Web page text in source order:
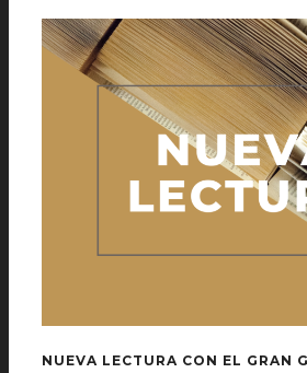
NUEVA LECTURA CON EL GRAN